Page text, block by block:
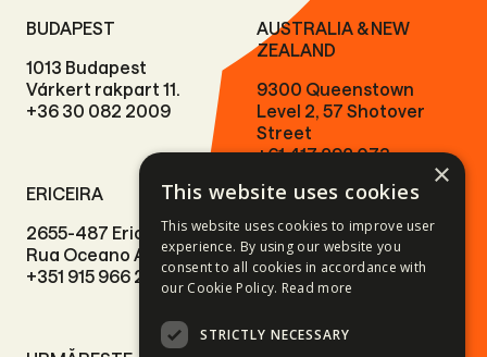
BUDAPEST
1013 Budapest
Várkert rakpart 11.
+36 30 082 2009
AUSTRALIA & NEW
ZEALAND
9300 Queenstown
Level 2, 57 Shotover
Street
+61 417 292 073
ERICEIRA
2655-487 Ericeira
Rua Oceano Atlântico 7.
+351 915 966 224
×
This website uses cookies
This website uses cookies to improve user
experience. By using our website you
consent to all cookies in accordance with
our Cookie Policy. Read more
STRICTLY NECESSARY